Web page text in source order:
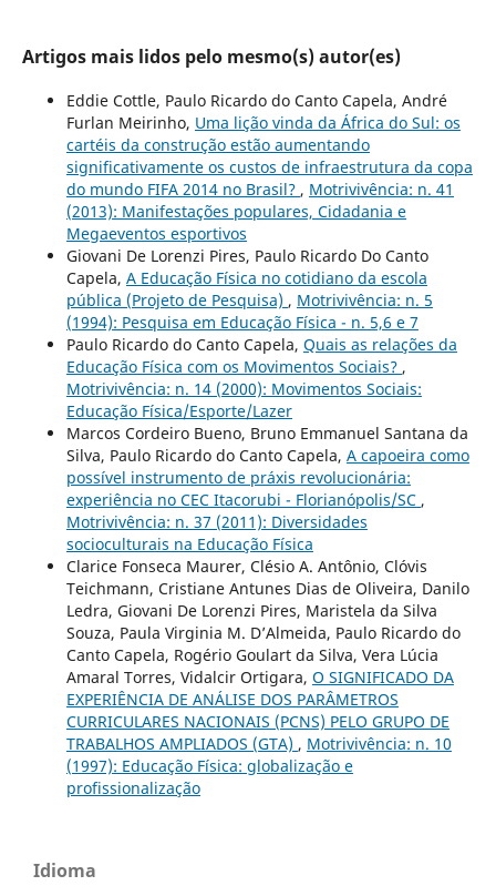
Artigos mais lidos pelo mesmo(s) autor(es)
Eddie Cottle, Paulo Ricardo do Canto Capela, André
Furlan Meirinho, Uma lição vinda da África do Sul: os
cartéis da construção estão aumentando
significativamente os custos de infraestrutura da copa
do mundo FIFA 2014 no Brasil? , Motrivivência: n. 41
(2013): Manifestações populares, Cidadania e
Megaeventos esportivos
Giovani De Lorenzi Pires, Paulo Ricardo Do Canto
Capela, A Educação Física no cotidiano da escola
pública (Projeto de Pesquisa) , Motrivivência: n. 5
(1994): Pesquisa em Educação Física - n. 5,6 e 7
Paulo Ricardo do Canto Capela, Quais as relações da
Educação Física com os Movimentos Sociais? ,
Motrivivência: n. 14 (2000): Movimentos Sociais:
Educação Física/Esporte/Lazer
Marcos Cordeiro Bueno, Bruno Emmanuel Santana da
Silva, Paulo Ricardo do Canto Capela, A capoeira como
possível instrumento de práxis revolucionária:
experiência no CEC Itacorubi - Florianópolis/SC ,
Motrivivência: n. 37 (2011): Diversidades
socioculturais na Educação Física
Clarice Fonseca Maurer, Clésio A. Antônio, Clóvis
Teichmann, Cristiane Antunes Dias de Oliveira, Danilo
Ledra, Giovani De Lorenzi Pires, Maristela da Silva
Souza, Paula Virginia M. D’Almeida, Paulo Ricardo do
Canto Capela, Rogério Goulart da Silva, Vera Lúcia
Amaral Torres, Vidalcir Ortigara, O SIGNIFICADO DA
EXPERIÊNCIA DE ANÁLISE DOS PARÂMETROS
CURRICULARES NACIONAIS (PCNS) PELO GRUPO DE
TRABALHOS AMPLIADOS (GTA) , Motrivivência: n. 10
(1997): Educação Física: globalização e
profissionalização
Idioma